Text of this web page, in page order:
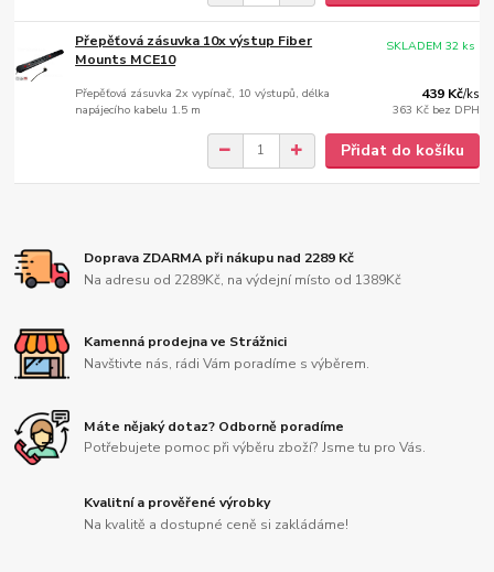
Přepěťová zásuvka 10x výstup Fiber
Mounts MCE10
Přepěťová zásuvka 2x vypínač, 10 výstupů, délka
napájecího kabelu 1.5 m
439 Kč/ks
363 Kč bez DPH
SKLADEM 32 ks
Přidat do košíku
Doprava ZDARMA při nákupu nad 2289 Kč
Na adresu od 2289Kč, na výdejní místo od 1389Kč
Kamenná prodejna ve Strážnici
Navštivte nás, rádi Vám poradíme s výběrem.
Máte nějaký dotaz? Odborně poradíme
Potřebujete pomoc při výběru zboží? Jsme tu pro Vás.
Kvalitní a prověřené výrobky
Na kvalitě a dostupné ceně si zakládáme!